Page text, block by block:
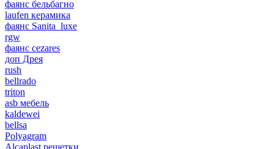
фаянс бельбагно
laufen керамика
фаянс Sanita_luxe
rgw
фаянс cezares
доп Дрея
rush
bellrado
triton
asb мебель
kaldewei
bellsa
Polyagram
Alcaplast решетки